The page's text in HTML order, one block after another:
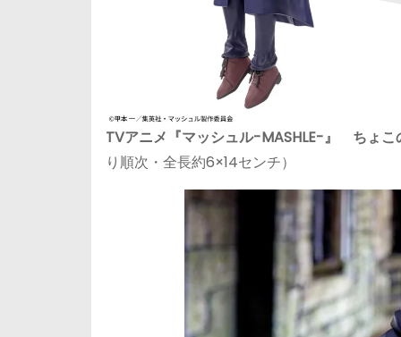
TVアニメ『マッシュル-MASHLE-』 ちょ
り順次・全長約6×14センチ）